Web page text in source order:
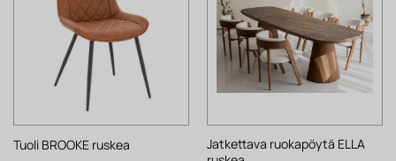
Tuoli BROOKE ruskea
Jatkettava ruokapöytä ELLA